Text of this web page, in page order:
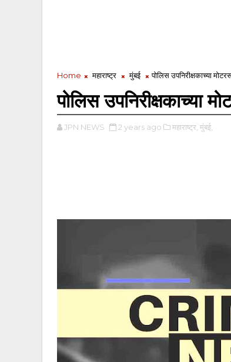
Home महाराष्ट्र मुंबई पोलिस उपनिरीक्षकाच्या
पोलिस उपनिरीक्षकाच्या
JPN NEWS 2 years ago महाराष्ट्र, मुंबई,